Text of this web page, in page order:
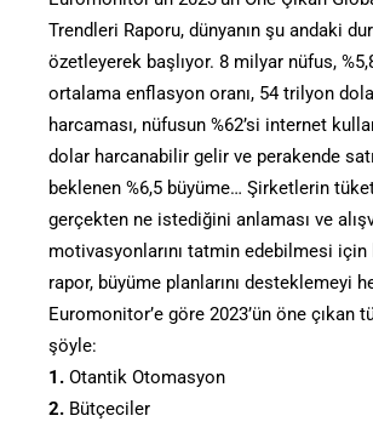
Trendleri Raporu, dünyanın şu andaki
özetleyerek başlıyor. 8 milyar nüfus,
ortalama enflasyon oranı, 54 trilyon
harcaması, nüfusun %62’si internet
dolar harcanabilir gelir ve perakende
beklenen %6,5 büyüme… Şirketlerin
gerçekten ne istediğini anlaması ve
motivasyonlarını tatmin edebilmesi için
rapor, büyüme planlarını desteklemeyi
Euromonitor’e göre 2023’ün öne çıkan
şöyle:
1. Otantik Otomasyon
2. Bütçeciler